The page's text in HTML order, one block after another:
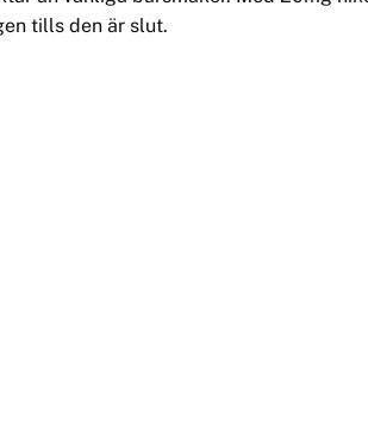
tills den är slut.